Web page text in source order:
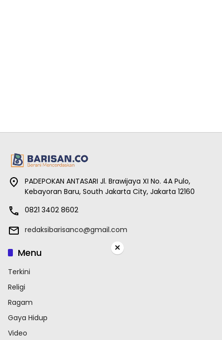
PADEPOKAN ANTASARI Jl. Brawijaya XI No. 4A Pulo,
Kebayoran Baru, South Jakarta City, Jakarta 12160
0821 3402 8602
redaksibarisanco@gmail.com
Menu
Terkini
Religi
Ragam
Gaya Hidup
Video
×